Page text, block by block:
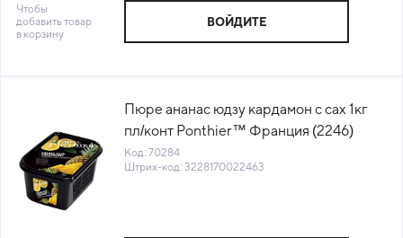
Чтобы
добавить товар
в корзину
ВОЙДИТЕ
Пюре ананас юдзу кардамон с сах 1кг
пл/конт Ponthier™ Франция (2246)
(КОД 70284) (-18°С)
Код: 70284
Штрих-код: 3228170022463